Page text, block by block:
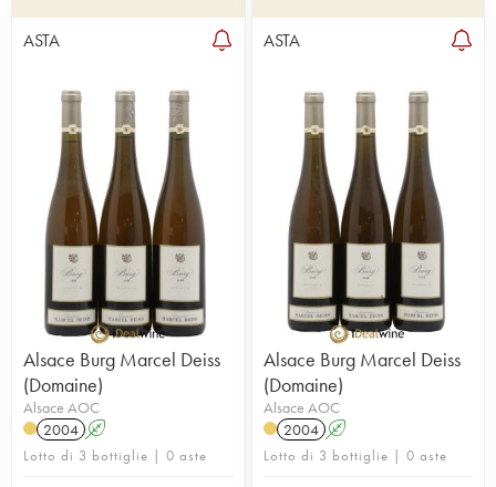
ASTA
Alsace Burg Marcel Deiss
(Domaine)
Alsace AOC
2004 A
Lotto di 3 bottiglie | 0 aste
ASTA
Alsace Burg Marcel Deiss
(Domaine)
Alsace AOC
2004 A
Lotto di 3 bottiglie | 0 aste